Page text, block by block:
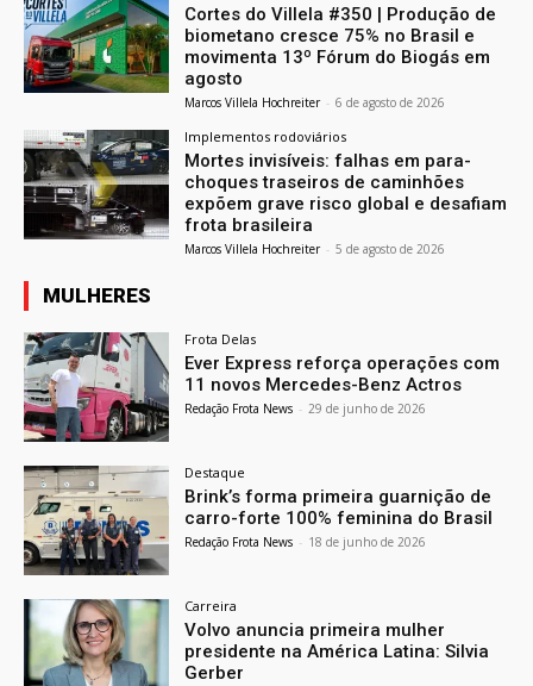
Cortes do Villela #350 | Produção de
biometano cresce 75% no Brasil e
movimenta 13º Fórum do Biogás em
agosto
Marcos Villela Hochreiter - 6 de agosto de 2026
Implementos rodoviários
Mortes invisíveis: falhas em para-
choques traseiros de caminhões
expõem grave risco global e desafiam
frota brasileira
Marcos Villela Hochreiter - 5 de agosto de 2026
MULHERES
Frota Delas
Ever Express reforça operações com
11 novos Mercedes-Benz Actros
Redação Frota News - 29 de junho de 2026
Destaque
Brink’s forma primeira guarnição de
carro-forte 100% feminina do Brasil
Redação Frota News - 18 de junho de 2026
Carreira
Volvo anuncia primeira mulher
presidente na América Latina: Silvia
Gerber